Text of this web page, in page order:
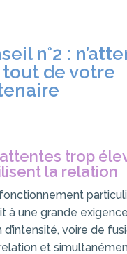
n°2 :
tout de votre
trop
la relation
à une grande
d’intensité, voire de
et